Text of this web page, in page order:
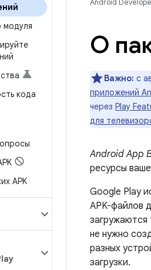
модуля
кода
APK
Android
О
Важно: с
приложений
через Play
для
Android App
ресурсы
Google Play
APK-файлов
загружаются
не нужно
разных
загрузки.